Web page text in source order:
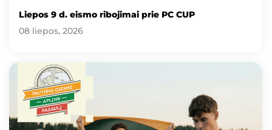
Liepos 9 d. eismo ribojimai prie PC CUP
08 liepos, 2026